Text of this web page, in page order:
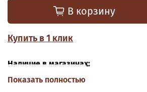
В корзину
Купить в 1 клик
Наличие в магазинах:
Показать полностью